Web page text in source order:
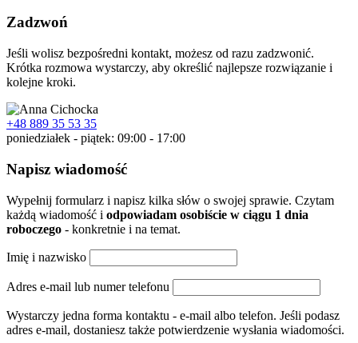
Zadzwoń
Jeśli wolisz bezpośredni kontakt, możesz od razu zadzwonić.
Krótka rozmowa wystarczy, aby określić najlepsze rozwiązanie i
kolejne kroki.
+48 889 35 53 35
poniedziałek - piątek: 09:00 - 17:00
Napisz wiadomość
Wypełnij formularz i napisz kilka słów o swojej sprawie. Czytam
każdą wiadomość i odpowiadam osobiście w ciągu 1 dnia
roboczego - konkretnie i na temat.
Imię i nazwisko
Adres e-mail lub numer telefonu
Wystarczy jedna forma kontaktu - e-mail albo telefon. Jeśli podasz
adres e-mail, dostaniesz także potwierdzenie wysłania wiadomości.